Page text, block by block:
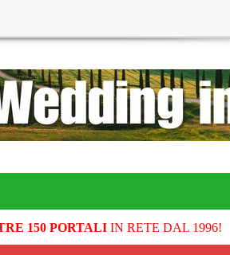
150 PORTALIIN RETE DAL 1996!